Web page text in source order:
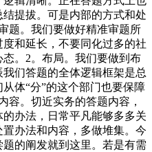
提拔。可是内部的方式和处
题。我们要做好精准审题所
和延长，不要同化过多的社
。2。布局。我们要做到布
们答题的全体逻辑框架是总
体“分”的这个部门也要保障
容。切近实务的答题内容，
办法，日常平凡能够多多关
办法和内容，多做堆集。今
的阐发就到这里。若是有需